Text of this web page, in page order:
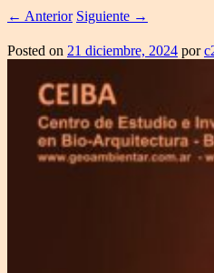
← Anterior Siguiente →
Posted on 21 diciembre, 2024 por